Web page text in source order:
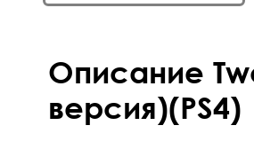
Описание
версия)(PS4)